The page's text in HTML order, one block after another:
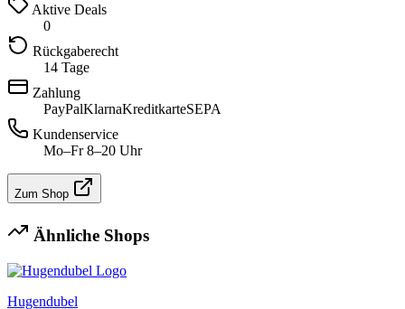
Aktive Deals
0
Rückgaberecht
14 Tage
Zahlung
PayPalKlarnaKreditkarteSEPA
Kundenservice
Mo–Fr 8–20 Uhr
Zum Shop
Ähnliche Shops
Hugendubel